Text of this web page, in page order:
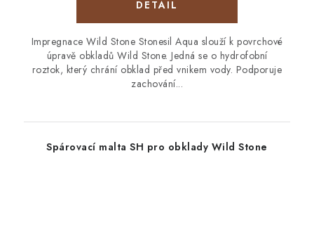
Impregnace Wild Stone Stonesil Aqua slouží k povrchové
úpravě obkladů Wild Stone. Jedná se o hydrofobní
roztok, který chrání obklad před vnikem vody. Podporuje
zachování...
Spárovací malta SH pro obklady Wild Stone